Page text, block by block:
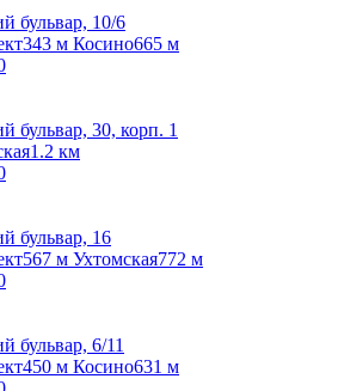
бульвар, 10/6
343 м Косино665 м
бульвар, 30, корп. 1
1.2 км
бульвар, 16
567 м Ухтомская772 м
бульвар, 6/11
450 м Косино631 м